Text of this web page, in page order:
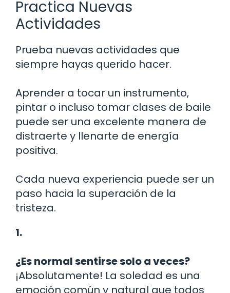
Practica Nuevas
Actividades
Prueba nuevas actividades que
siempre hayas querido hacer.
Aprender a tocar un instrumento,
pintar o incluso tomar clases de baile
puede ser una excelente manera de
distraerte y llenarte de energía
positiva.
Cada nueva experiencia puede ser un
paso hacia la superación de la
tristeza.
1.
¿Es normal sentirse solo a veces?
¡Absolutamente! La soledad es una
emoción común y natural que todos